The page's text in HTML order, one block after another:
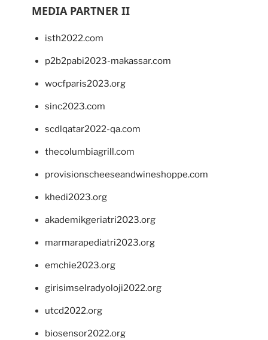
MEDIA PARTNER II
isth2022.com
p2b2pabi2023-makassar.com
wocfparis2023.org
sinc2023.com
scdlqatar2022-qa.com
thecolumbiagrill.com
provisionscheeseandwineshoppe.com
khedi2023.org
akademikgeriatri2023.org
marmarapediatri2023.org
emchie2023.org
girisimselradyoloji2022.org
utcd2022.org
biosensor2022.org